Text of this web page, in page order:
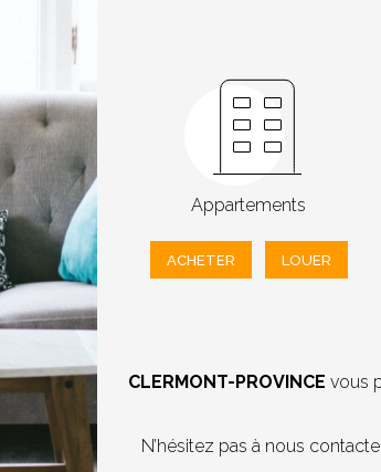
Appartements
ACHETER LOUER
CLERMONT-PROVINCE vous
N’hésitez pas à nous